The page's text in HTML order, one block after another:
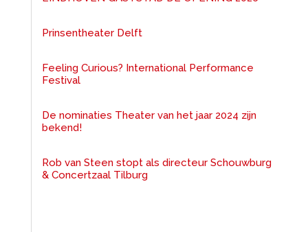
Prinsentheater Delft
Feeling Curious? International Performance
Festival
De nominaties Theater van het jaar 2024 zijn
bekend!
Rob van Steen stopt als directeur Schouwburg
& Concertzaal Tilburg